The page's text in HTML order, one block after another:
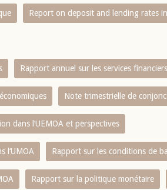
Report on deposit and lending rates
Rapport annuel sur les services
Note trimestrielle de
dans l‘UEMOA et perspectives
l‘UMOA Rapport sur les conditions de
Rapport sur la politique monétaire